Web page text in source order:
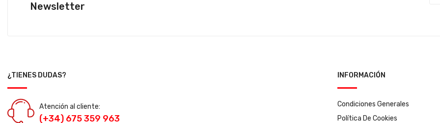
Newsletter
¿TIENES DUDAS?
Atención al cliente:
(+34) 675 359 963
INFORMACIÓN
Condiciones Generales
Política De Cookies